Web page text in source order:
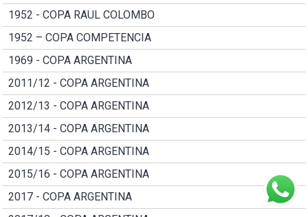
1952 - COPA RAUL COLOMBO
1952 – COPA COMPETENCIA
1969 - COPA ARGENTINA
2011/12 - COPA ARGENTINA
2012/13 - COPA ARGENTINA
2013/14 - COPA ARGENTINA
2014/15 - COPA ARGENTINA
2015/16 - COPA ARGENTINA
2017 - COPA ARGENTINA